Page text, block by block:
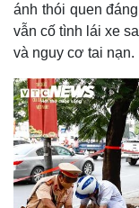
ánh thói quen
vẫn cố tình lái xe
và nguy cơ tai nạn.